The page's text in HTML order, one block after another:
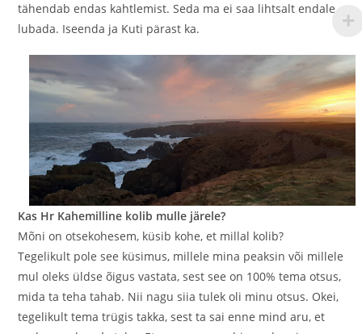
tähendab endas kahtlemist. Seda ma ei saa lihtsalt endale
lubada. Iseenda ja Kuti pärast ka.
Kas Hr Kahemilline kolib mulle järele?
Mõni on otsekohesem, küsib kohe, et millal kolib?
Tegelikult pole see küsimus, millele mina peaksin või millele
mul oleks üldse õigus vastata, sest see on 100% tema otsus,
mida ta teha tahab. Nii nagu siia tulek oli minu otsus. Okei,
tegelikult tema trügis takka, sest ta sai enne mind aru, et